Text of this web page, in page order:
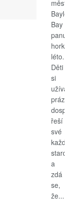
Bay
panuje
horké
léto.
Děti
si
užívají
řeší
své
a
zdá
se,
že...